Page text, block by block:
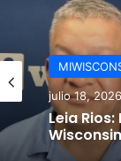
julio 18, 2026
Leia